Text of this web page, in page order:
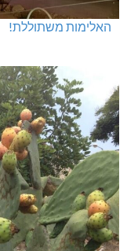
האלימות משתוללת!